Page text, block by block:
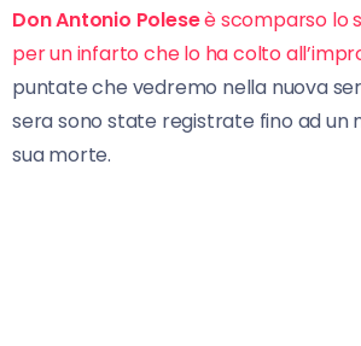
Don Antonio Poleseè scomparso lo
per un infarto che lo ha colto
puntate che vedremo nella nuova
sera sono state registrate fino ad un
sua morte.